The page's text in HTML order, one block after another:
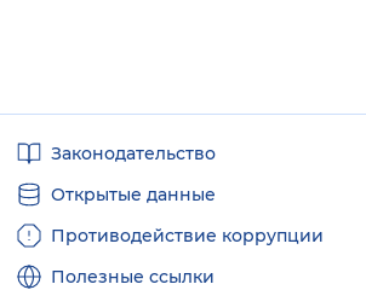
ссылкиЗаконодательство
Открытые данные
Противодействие коррупции
Полезные ссылки